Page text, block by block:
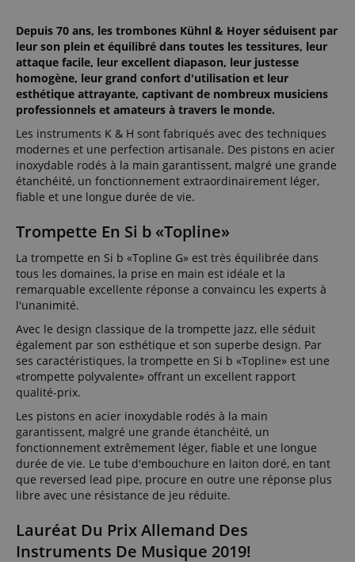
Depuis 70 ans, les trombones Kühnl & Hoyer séduisent par
leur son plein et équilibré dans toutes les tessitures, leur
attaque facile, leur excellent diapason, leur justesse
homogène, leur grand confort d'utilisation et leur
esthétique attrayante, captivant de nombreux musiciens
professionnels et amateurs à travers le monde.
Les instruments K & H sont fabriqués avec des techniques
modernes et une perfection artisanale. Des pistons en acier
inoxydable rodés à la main garantissent, malgré une grande
étanchéité, un fonctionnement extraordinairement léger,
fiable et une longue durée de vie.
Trompette En Si b «Topline»
La trompette en Si b «Topline G» est très équilibrée dans
tous les domaines, la prise en main est idéale et la
remarquable excellente réponse a convaincu les experts à
l'unanimité.
Avec le design classique de la trompette jazz, elle séduit
également par son esthétique et son superbe design. Par
ses caractéristiques, la trompette en Si b «Topline» est une
«trompette polyvalente» offrant un excellent rapport
qualité-prix.
Les pistons en acier inoxydable rodés à la main
garantissent, malgré une grande étanchéité, un
fonctionnement extrêmement léger, fiable et une longue
durée de vie. Le tube d'embouchure en laiton doré, en tant
que reversed lead pipe, procure en outre une réponse plus
libre avec une résistance de jeu réduite.
Lauréat Du Prix Allemand Des
Instruments De Musique 2019!